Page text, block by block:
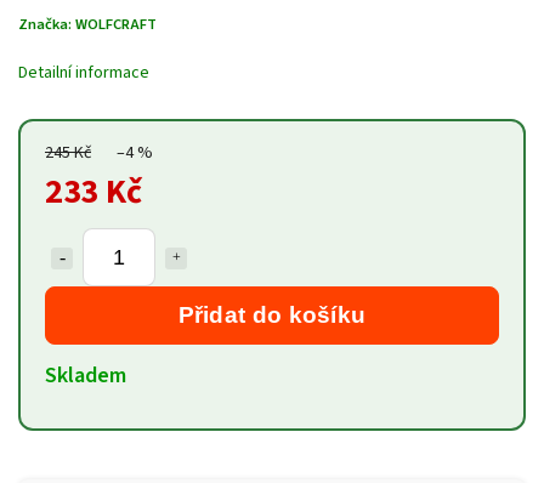
Značka: WOLFCRAFT
245 Kč –4 %
233 Kč
Přidat do košíku
Skladem
Detailní informace